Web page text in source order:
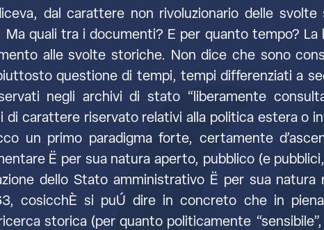
dal carattere non rivoluzionario delle
quali tra i documenti? E per quanto tempo?
alle svolte storiche. Non dice che sono
questione di tempi, tempi differenziati a
negli archivi di stato “liberamente
di carattere riservato relativi alla politica estera o
un primo paradigma forte, certamente
Ë per sua natura aperto, pubblico (e
dello Stato amministrativo Ë per sua
cosicchÈ si puÚ dire in concreto che in
storica (per quanto politicamente